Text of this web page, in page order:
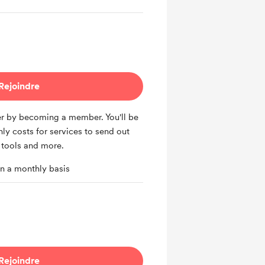
by becoming a member. You'll be
costs for services to send out
and more.
a monthly basis